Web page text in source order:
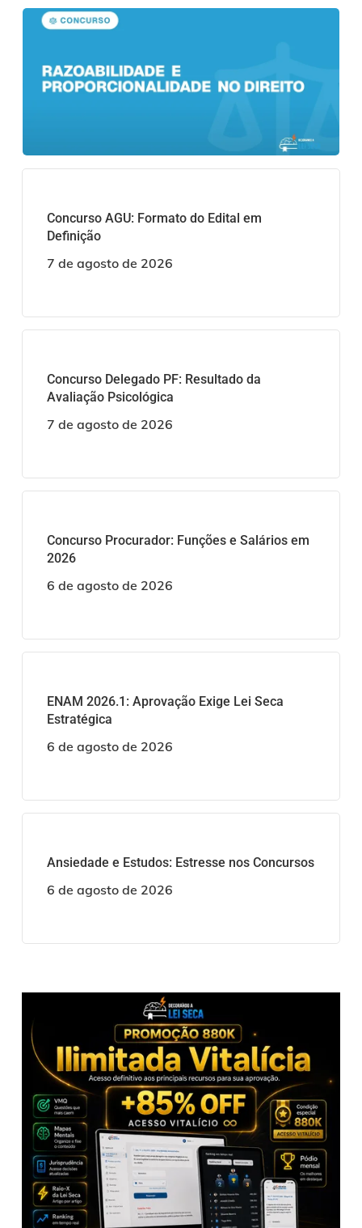
Concurso AGU: Formato do Edital em
Definição
7 de agosto de 2026
Concurso Delegado PF: Resultado da
Avaliação Psicológica
7 de agosto de 2026
Concurso Procurador: Funções e Salários em
2026
6 de agosto de 2026
ENAM 2026.1: Aprovação Exige Lei Seca
Estratégica
6 de agosto de 2026
Ansiedade e Estudos: Estresse nos Concursos
6 de agosto de 2026